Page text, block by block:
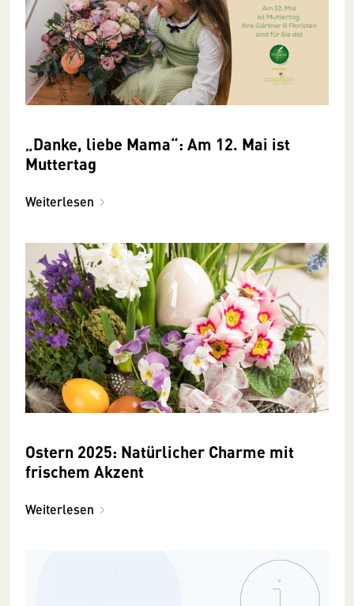
„Danke, liebe Mama“: Am 12. Mai ist
Muttertag
Weiterlesen
Ostern 2025: Natürlicher Charme mit
frischem Akzent
Weiterlesen